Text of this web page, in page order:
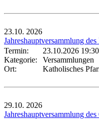
23.10. 2026
Jahreshauptversammlung
Termin:
23.10.2026
Kategorie:
Versammlungen
Ort:
Katholisches
29.10. 2026
Jahreshauptversammlung